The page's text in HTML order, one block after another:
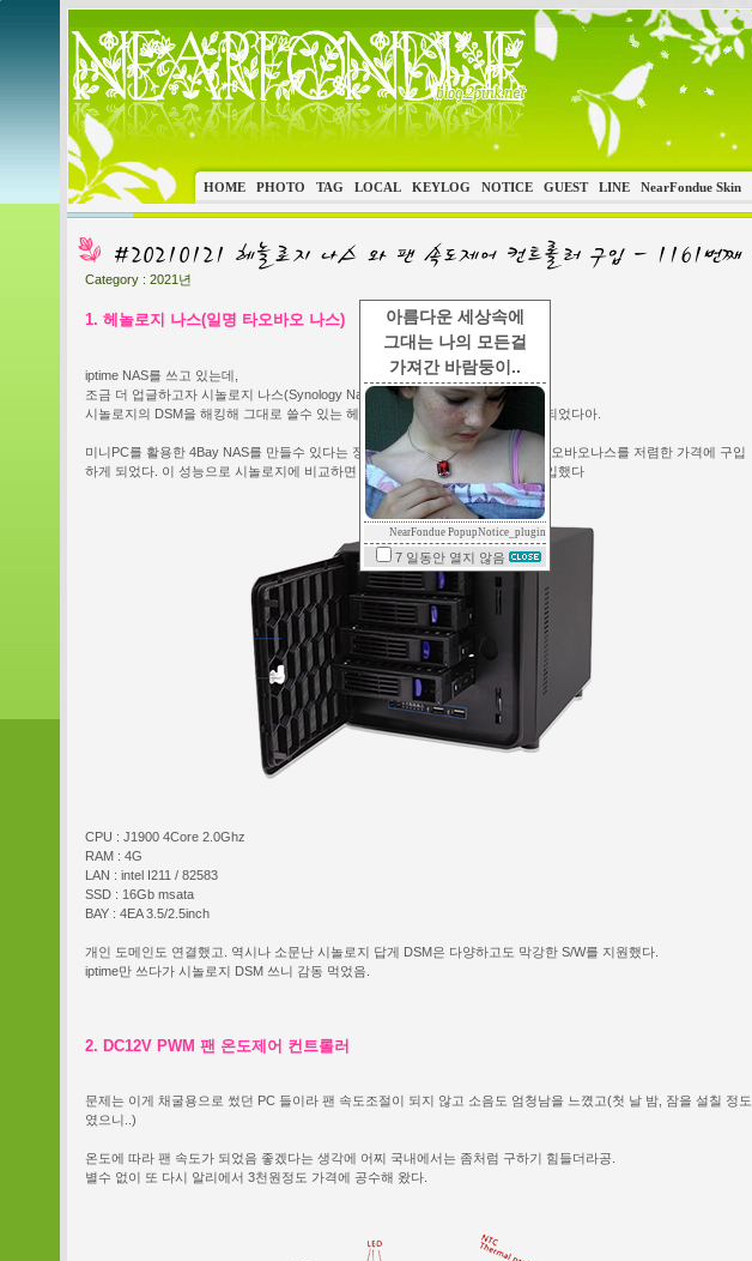
아름다운 세상속에
그대는 나의 모든걸
가져간 바람둥이..
NearFondue PopupNotice_plugin
7 일동안 열지 않음
HOME PHOTO TAG LOCAL KEYLOG NOTICE GUEST LINE NearFondue Skin
Category : 2021년
1. 헤놀로지 나스(일명 타오바오 나스)
iptime NAS를 쓰고 있는데,
조금 더 업글하고자 시놀로지 나스(Synology Nas) 를 알아보고 있던차에
시놀로지의 DSM을 해킹해 그대로 쓸수 있는 헤놀로지(xpenology) 정보를 얻게 되었다아.
미니PC를 활용한 4Bay NAS를 만들수 있다는 정보도 얻게되어 알리에서 일명 타오바오나스를 저렴한 가격에 구입
하게 되었다. 이 성능으로 시놀로지에 비교하면 70만원급? 이를 8만원정도에 구입했다
CPU : J1900 4Core 2.0Ghz
RAM : 4G
LAN : intel I211 / 82583
SSD : 16Gb msata
BAY : 4EA 3.5/2.5inch
개인 도메인도 연결했고. 역시나 소문난 시놀로지 답게 DSM은 다양하고도 막강한 S/W를 지원했다.
iptime만 쓰다가 시놀로지 DSM 쓰니 감동 먹었음.
2. DC12V PWM 팬 온도제어 컨트롤러
문제는 이게 채굴용으로 썼던 PC 들이라 팬 속도조절이 되지 않고 소음도 엄청남을 느꼈고(첫 날 밤, 잠을 설칠 정도
였으니..)
온도에 따라 팬 속도가 되었음 좋겠다는 생각에 어찌 국내에서는 좀처럼 구하기 힘들더라공.
별수 없이 또 다시 알리에서 3천원정도 가격에 공수해 왔다.